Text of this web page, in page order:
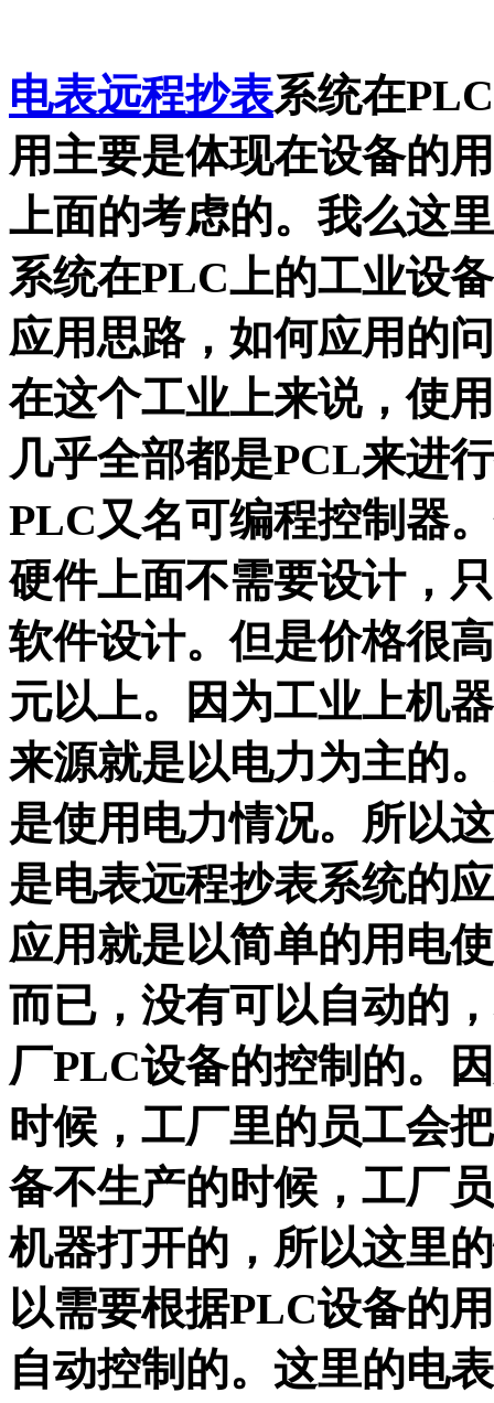
电表远程抄表系统在
用主要是体现在设备的
上面的考虑的。我么这
系统在PLC上的工业设
应用思路，如何应用的
在这个工业上来说，使
几乎全部都是PCL来进
PLC又名可编程控制器
硬件上面不需要设计，
软件设计。但是价格很
元以上。因为工业上机
来源就是以电力为主的
是使用电力情况。所以
是电表远程抄表系统的
应用就是以简单的用电
而已，没有可以自动的
厂PLC设备的控制的。
时候，工厂里的员工会
备不生产的时候，工厂
机器打开的，所以这里
以需要根据PLC设备的
自动控制的。这里的电